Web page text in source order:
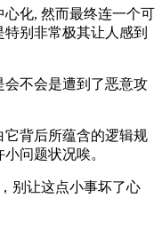
心化, 然而最终连一个可
别非常极其让人感到
不会是遭到了恶意攻
背后所蕴含的逻辑规
问题状况唉。
别让这点小事坏了心